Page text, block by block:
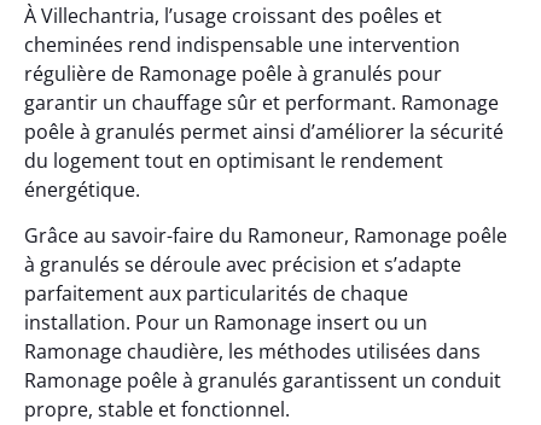
À Villechantria, l’usage croissant des poêles et
cheminées rend indispensable une intervention
régulière de Ramonage poêle à granulés pour
garantir un chauffage sûr et performant. Ramonage
poêle à granulés permet ainsi d’améliorer la sécurité
du logement tout en optimisant le rendement
énergétique.
Grâce au savoir-faire du Ramoneur, Ramonage poêle
à granulés se déroule avec précision et s’adapte
parfaitement aux particularités de chaque
installation. Pour un Ramonage insert ou un
Ramonage chaudière, les méthodes utilisées dans
Ramonage poêle à granulés garantissent un conduit
propre, stable et fonctionnel.